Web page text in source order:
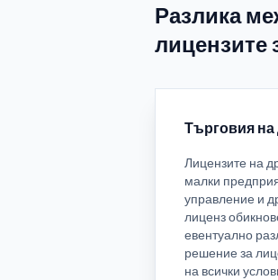
Разлика
лицензите
Търговия
Лицензите на
малки
управление и
лиценз
евентуално
решение за
на всички